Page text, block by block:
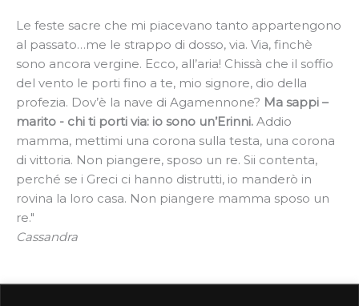
Le feste sacre che mi piacevano tanto appartengono
al passato…me le strappo di dosso, via. Via, finchè
sono ancora vergine. Ecco, all’aria! Chissà che il soffio
del vento le porti fino a te, mio signore, dio della
profezia. Dov’è la nave di Agamennone? Ma sappi –
marito - chi ti porti via: io sono un’Erinni. Addio
mamma, mettimi una corona sulla testa, una corona
di vittoria. Non piangere, sposo un re. Sii contenta,
perché se i Greci ci hanno distrutti, io manderò in
rovina la loro casa. Non piangere mamma sposo un
re."
Cassandra